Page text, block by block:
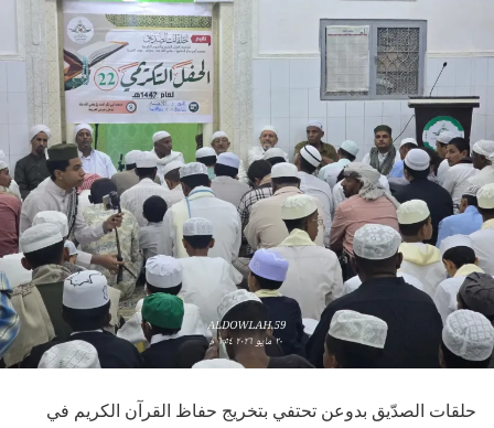
حلقات الصدّيق بدوعن تحتفي بتخريج حفاظ القرآن الكريم في